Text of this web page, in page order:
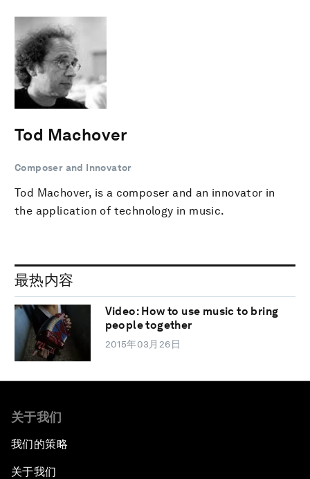
Tod Machover
Composer and Innovator
Tod Machover, is a composer and an innovator in
the application of technology in music.
最热内容
Video: How to use music to bring
people together
2015年03月26日
关于我们
我们的策略
关于我们